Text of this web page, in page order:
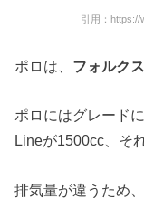
引用：https://
ポロは、 フォルク
ポロにはグレード
Lineが1500cc、そ
排気量が違うため